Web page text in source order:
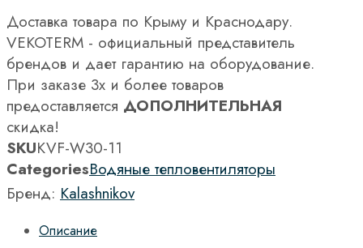
Доставка товара по Крыму и Краснодару.
VEKOTERM - официальный представитель
брендов и дает гарантию на оборудование.
При заказе 3х и более товаров
предоставляется ДОПОЛНИТЕЛЬНАЯ
скидка!
SKUKVF-W30-11
CategoriesВодяные тепловентиляторы
Бренд: Kalashnikov
Описание